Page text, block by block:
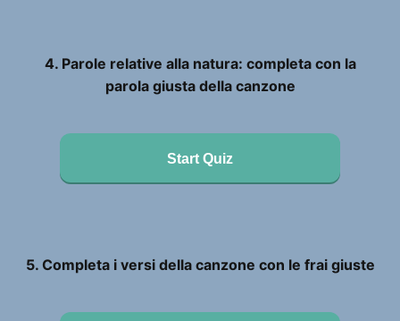
4. Parole relative alla natura: completa con la
parola giusta della canzone
Start Quiz
5. Completa i versi della canzone con le frai giuste